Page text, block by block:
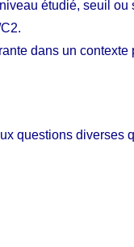
étudié, seuil
dans un contexte
questions diverses